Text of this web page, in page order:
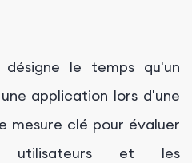
le temps qu'un
application lors d'une
mesure clé pour évaluer
utilisateurs et les